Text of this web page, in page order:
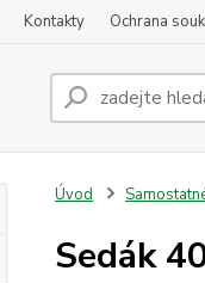
Kontakty Ochrana
Úvod
Sedák